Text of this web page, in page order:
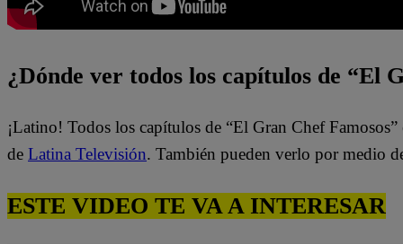
¿Dónde ver todos los capítulos de “El
¡Latino! Todos los capítulos de “El Gran Chef
de Latina Televisión. También pueden verlo por medio
ESTE VIDEO TE VA A INTERESAR